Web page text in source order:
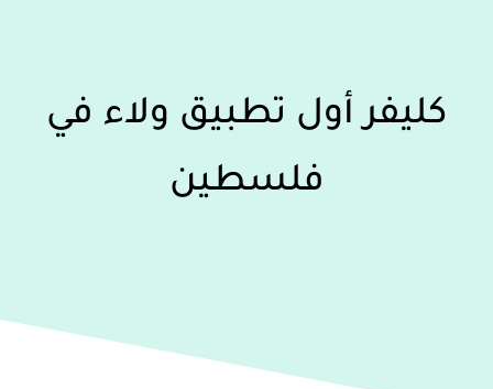
كليفر أول تطبيق ولاء في
فلسطين